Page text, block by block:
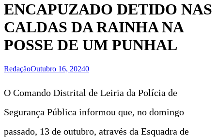
ENCAPUZADO DETIDO NAS
CALDAS DA RAINHA NA
POSSE DE UM PUNHAL
RedaçãoOutubro 16, 20240
O Comando Distrital de Leiria da Polícia de
Segurança Pública informou que, no domingo
passado, 13 de outubro, através da Esquadra de